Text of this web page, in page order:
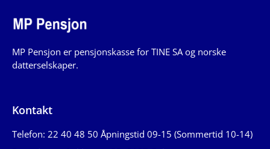
MP Pensjon er pensjonskasse for TINE SA og norske
datterselskaper.
Kontakt
Telefon: 22 40 48 50 Åpningstid 09-15 (Sommertid 10-14)